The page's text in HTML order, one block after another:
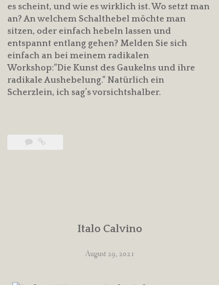
es scheint, und wie es wirklich ist. Wo setzt man
an? An welchem Schalthebel möchte man
sitzen, oder einfach hebeln lassen und
entspannt entlang gehen? Melden Sie sich
einfach an bei meinem radikalen
Workshop:“Die Kunst des Gaukelns und ihre
radikale Aushebelung.“ Natürlich ein
Scherzlein, ich sag’s vorsichtshalber.
Italo Calvino
August 29, 2021